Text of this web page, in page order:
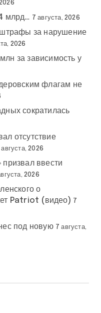
млрд… 7 августа, 2026
за нарушение
2026
за зависимость у
флагам не
сократилась
отсутствие
августа, 2026
ввести
2026
о
Patriot (видео) 7
под новую 7 августа,